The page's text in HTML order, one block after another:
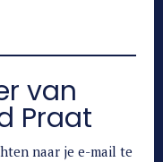
van
Praat
naar je e-mail te